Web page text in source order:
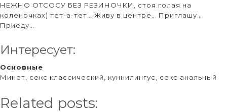
НЕЖНО ОТСОСУ БЕЗ РЕЗИНОЧКИ, стоя голая на
коленочках) тет-а-тет… Живу в центре… Приглашу…
Приеду…
Интересует:
Основные
Минет, секс классический, куннилингус, секс анальный
Related posts: